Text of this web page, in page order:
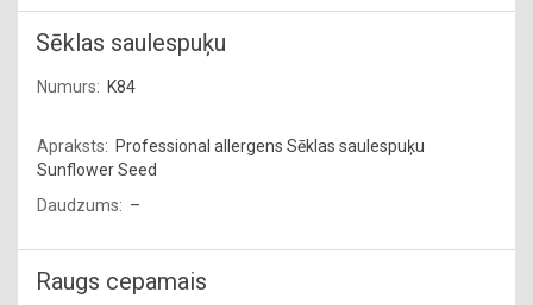
Sēklas saulespuķu
K84
Professional allergens Sēklas saulespuķu
Sunflower Seed
–
Raugs cepamais